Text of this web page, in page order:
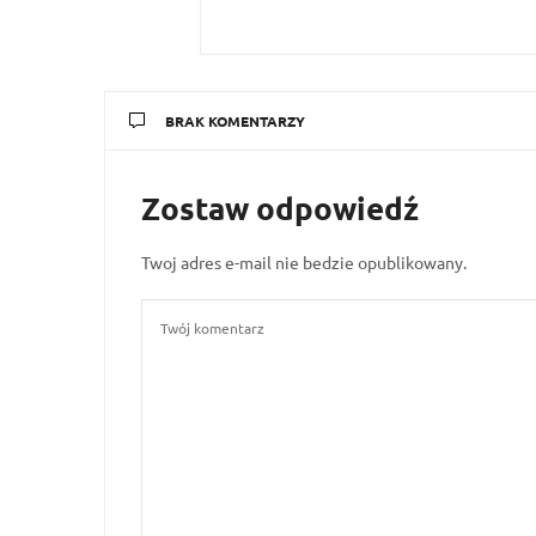
BRAK KOMENTARZY
Zostaw odpowiedź
Twoj adres e-mail nie bedzie opublikowany.